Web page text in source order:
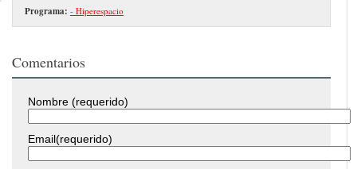
Programa: - Hiperespacio
Comentarios
Nombre (requerido)
Email(requerido)